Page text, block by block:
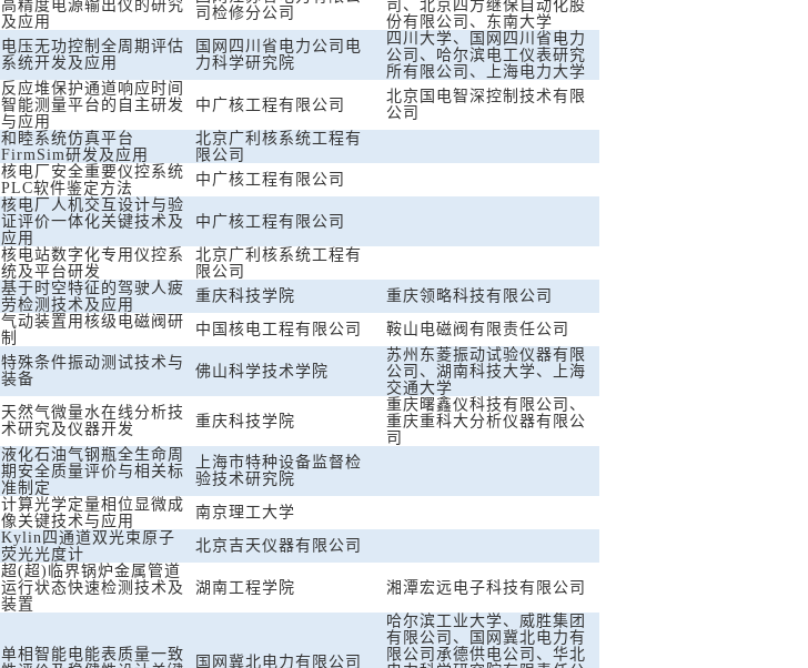
高精度电源输出仪的研究
及应用
司检修分公司
司、北京四方继保自动化股
份有限公司、东南大学
电压无功控制全周期评估
系统开发及应用
国网四川省电力公司电
力科学研究院
四川大学、国网四川省电力
公司、哈尔滨电工仪表研究
所有限公司、上海电力大学
反应堆保护通道响应时间
智能测量平台的自主研发
与应用
中广核工程有限公司
北京国电智深控制技术有限
公司
和睦系统仿真平台
FirmSim研发及应用
北京广利核系统工程有
限公司
核电厂安全重要仪控系统
PLC软件鉴定方法
中广核工程有限公司
核电厂人机交互设计与验
证评价一体化关键技术及
应用
中广核工程有限公司
核电站数字化专用仪控系
统及平台研发
北京广利核系统工程有
限公司
基于时空特征的驾驶人疲
劳检测技术及应用
重庆科技学院
重庆领略科技有限公司
气动装置用核级电磁阀研
制
中国核电工程有限公司 鞍山电磁阀有限责任公司
特殊条件振动测试技术与
装备
佛山科学技术学院
苏州东菱振动试验仪器有限
公司、湖南科技大学、上海
交通大学
天然气微量水在线分析技
术研究及仪器开发
重庆科技学院
重庆曙鑫仪科技有限公司、
重庆重科大分析仪器有限公
司
液化石油气钢瓶全生命周
期安全质量评价与相关标
准制定
上海市特种设备监督检
验技术研究院
计算光学定量相位显微成
像关键技术与应用
南京理工大学
Kylin四通道双光束原子
荧光光度计
北京吉天仪器有限公司
超(超)临界锅炉金属管道
运行状态快速检测技术及
装置
湖南工程学院 湘潭宏远电子科技有限公司
单相智能电能表质量一致
国网冀北电力有限公司
哈尔滨工业大学、威胜集团
有限公司、国网冀北电力有
限公司承德供电公司、华北